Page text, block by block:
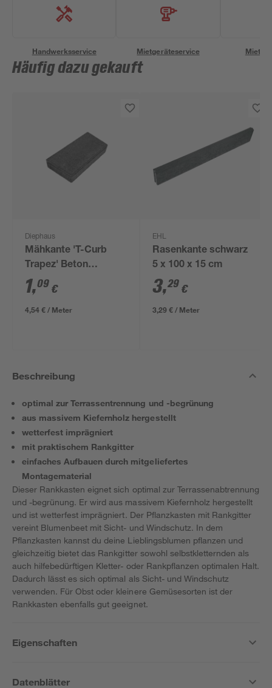
Handwerksservice Mietgeräteservice
Häufig dazu gekauft
Diephaus
Mähkante 'T-Curb
Trapez' Beton
anthrazit 24 x 12 x 4
cm
1,09 €
4,54 € / Meter
EHL
Rasenkante schwarz
5 x 100 x 15 cm
3,29 €
3,29 € / Meter
Beschreibung
optimal zur Terrassentrennung und -begrünung
aus massivem Kiefernholz hergestellt
wetterfest imprägniert
mit praktischem Rankgitter
einfaches Aufbauen durch mitgeliefertes
Montagematerial
Dieser Rankkasten eignet sich optimal zur Terrassenabtrennung
und -begrünung. Er wird aus massivem Kiefernholz hergestellt
und ist wetterfest imprägniert. Der Pflanzkasten mit Rankgitter
vereint Blumenbeet mit Sicht- und Windschutz. In dem
Pflanzkasten kannst du deine Lieblingsblumen pflanzen und
gleichzeitig bietet das Rankgitter sowohl selbstkletternden als
auch hilfebedürftigen Kletter- oder Rankpflanzen optimalen Halt.
Dadurch lässt es sich optimal als Sicht- und Windschutz
verwenden. Für Obst oder kleinere Gemüsesorten ist der
Rankkasten ebenfalls gut geeignet.
Eigenschaften
Datenblätter